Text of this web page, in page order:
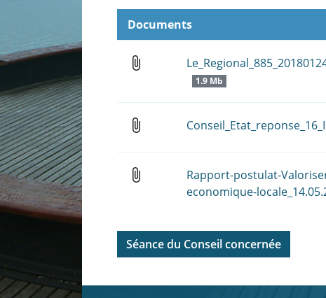
Documents
attach_file
1.9 Mb
attach_file
attach_file
Rapport-postulat-
economique-
Séance du Conseil concernée